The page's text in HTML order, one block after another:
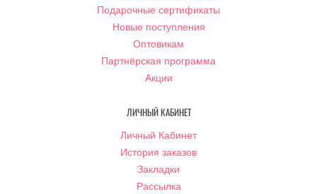
Подарочные сертификаты
Новые поступления
Оптовикам
Партнёрская программа
Акции
ЛИЧНЫЙ КАБИНЕТ
Личный Кабинет
История заказов
Закладки
Рассылка